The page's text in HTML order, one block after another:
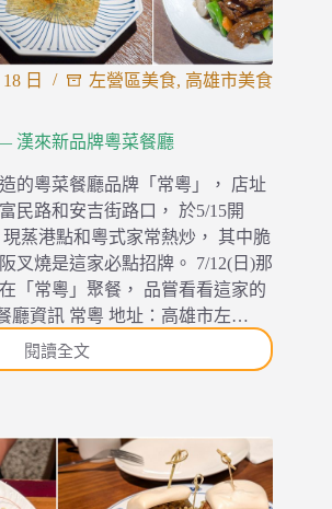
日 左營區美食, 高雄市美食
漢來新品牌粵菜餐廳
的粵菜餐廳品牌「常粵」， 店址
民路和安吉街路口， 於5/15開
蒸港點和粵式家常熱炒， 其中脆
叉燒是這家必點招牌。 7/12(日)那
「常粵」聚餐， 品嘗看看這家的
廳資訊 常粵 地址：高雄市左…
閱讀全文
[食
市]
常
粵